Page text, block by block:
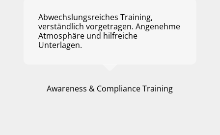
Abwechslungsreiches Training,
verständlich vorgetragen. Angenehme
Atmosphäre und hilfreiche
Unterlagen.
Awareness & Compliance Training